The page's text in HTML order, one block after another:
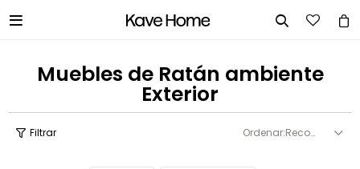
 
Muebles de Ratán ambiente
Exterior
Recomendados